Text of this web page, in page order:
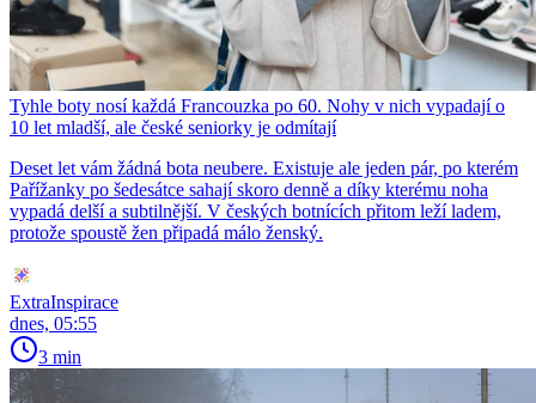
Tyhle boty nosí každá Francouzka po 60. Nohy v nich vypadají o
10 let mladší, ale české seniorky je odmítají
Deset let vám žádná bota neubere. Existuje ale jeden pár, po kterém
Pařížanky po šedesátce sahají skoro denně a díky kterému noha
vypadá delší a subtilnější. V českých botnících přitom leží ladem,
protože spoustě žen připadá málo ženský.
ExtraInspirace
dnes, 05:55
3 min